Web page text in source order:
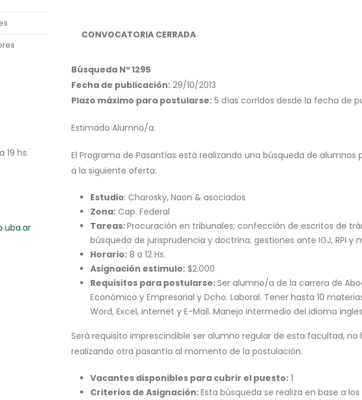
19 hs.
CONVOCATORIA CERRADA
Búsqueda Nº 1295
Fecha de publicación: 29/10/2013
Plazo máximo para postularse: 5 días corridos desde la fecha de
Estimado Alumno/a:
El Programa de Pasantías está realizando una búsqueda de
a la siguiente oferta:
Estudio: Charosky, Naon & asociados
Zona: Cap. Federal
Tareas:Procuración en tribunales; confección de escritos de
búsqueda de jurisprudencia y doctrina; gestiones ante IGJ, RPI y
Horario: 8 a 12 Hs.
Asignación estimulo: $2.000
Requisitos para postularse:Ser alumno/a de la carrera de
Económico y Empresarial y Dcho. Laboral. Tener hasta 10
Word, Excel, internet y E-Mail. Manejo intermedio del idioma
Será requisito imprescindible ser alumno regular de esta facultad,
realizando otra pasantía al momento de la postulación.
Vacantes disponibles para cubrir el puesto: 1
Criterios de Asignación:Esta búsqueda se realiza en base a